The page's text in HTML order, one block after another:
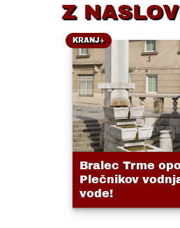
Z
KRANJ+
Bralec Trme
Plečnikov
vode!